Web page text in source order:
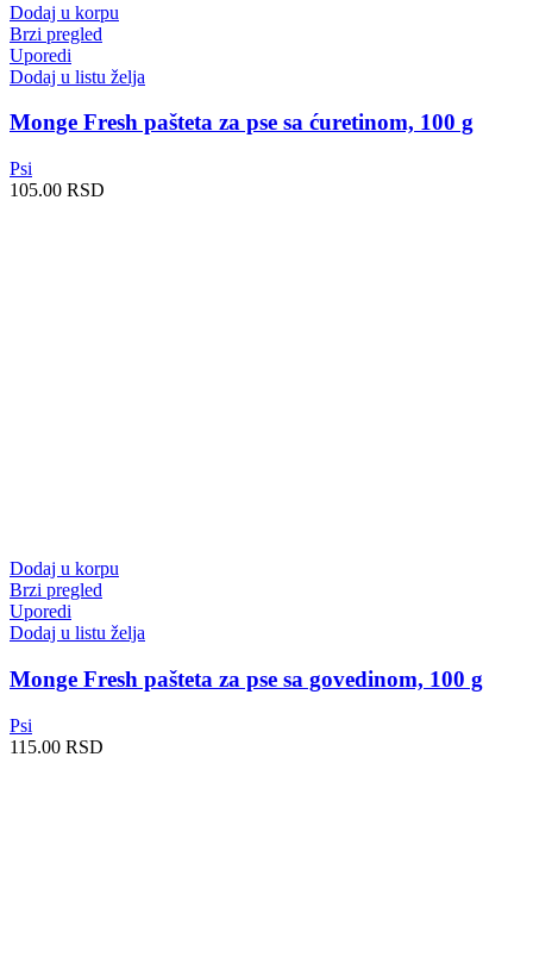
Dodaj u korpu
Brzi pregled
Uporedi
Dodaj u listu želja
Monge Fresh pašteta za pse sa ćuretinom, 100 g
Psi
105.00 RSD
Dodaj u korpu
Brzi pregled
Uporedi
Dodaj u listu želja
Monge Fresh pašteta za pse sa govedinom, 100 g
Psi
115.00 RSD